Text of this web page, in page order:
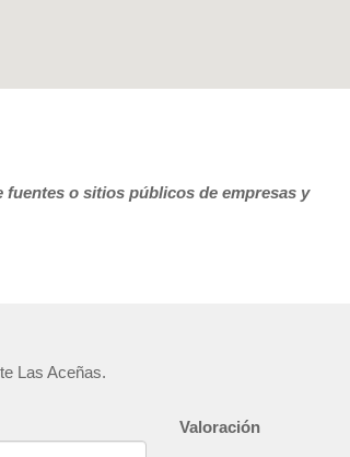
o sitios públicos de empresas y
Las Aceñas.
Valoración